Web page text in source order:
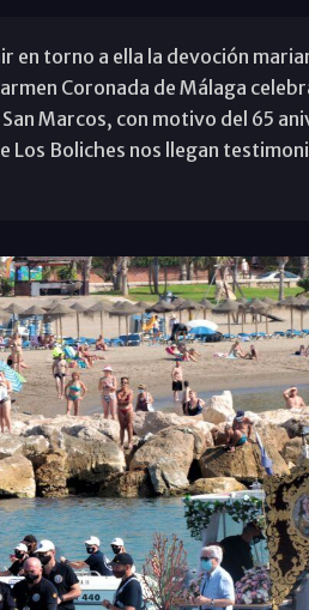
en torno a ella la devoción
Coronada de Málaga
San Marcos, con motivo del 65
Los Boliches nos llegan